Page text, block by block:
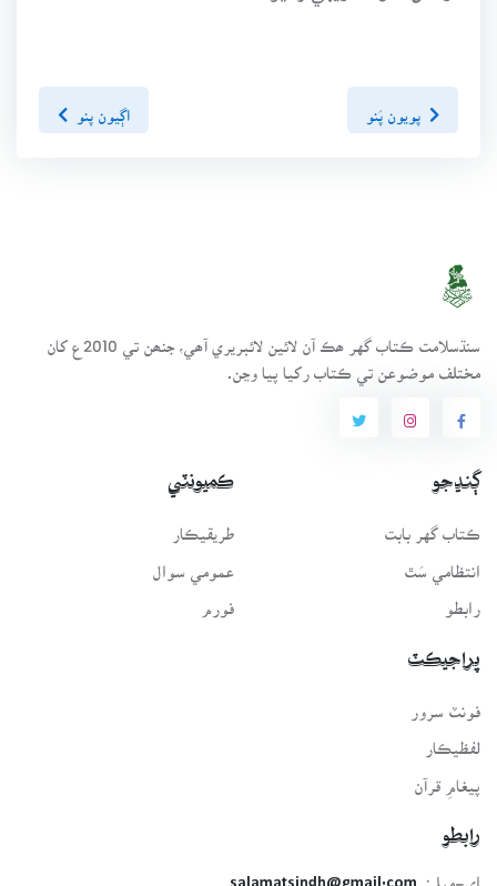
پويون پَنو اڳيون پنو
سنڌسلامت ڪتاب گهر ھڪ آن لائين لائبريري آھي، جنھن تي 2010ع کان
مختلف موضوعن تي ڪتاب رکيا پيا وڃن.
ڳنڍجو
ڪتاب گهر بابت
انتظامي سَٿ
رابطو
ڪميونٽي
طريقيڪار
عمومي سوال
فورم
پراجيڪٽ
لفظيڪار
پيغامِ قرآن
رابطو
اي-ميل: